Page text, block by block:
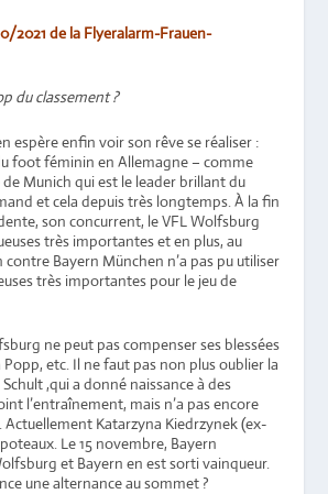
2021 de la Flyeralarm-Frauen-
du classement ?
espère enfin voir son rêve se réaliser :
foot féminin en Allemagne – comme
de Munich qui est le leader brillant du
et cela depuis très longtemps. À la fin
son concurrent, le VFL Wolfsburg
très importantes et en plus, au
Bayern München n’a pas pu utiliser
très importantes pour le jeu de
ne peut pas compenser ses blessées
etc. Il ne faut pas non plus oublier la
,qui a donné naissance à des
l’entraînement, mais n’a pas encore
Katarzyna Kiedrzynek (ex-
Le 15 novembre, Bayern
et Bayern en est sorti vainqueur.
une alternance au sommet ?